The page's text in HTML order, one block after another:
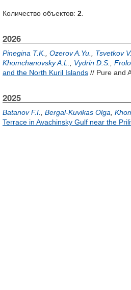
Количество объектов: 2
2026
Pinegina T.K. Ozerov A.Yu. Tsvetkov
Khomchanovsky A.L.
Vydrin D.S.
and the North Kuril Islands // Pure and
2025
Batanov F.I. Bergal-Kuvikas Olga
Terrace in Avachinsky Gulf near the